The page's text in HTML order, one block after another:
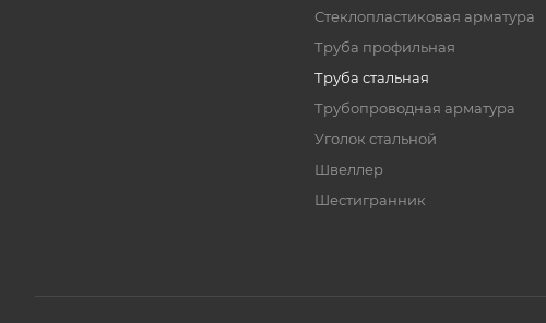
Стеклопластиковая арматура
Труба профильная
Труба стальная
Трубопроводная арматура
Уголок стальной
Швеллер
Шестигранник